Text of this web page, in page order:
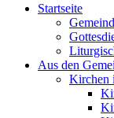
Startseite
Aus den
Kirchen